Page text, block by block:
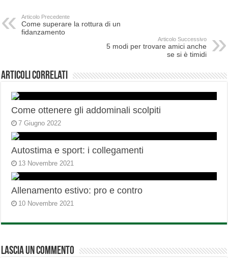
Articolo Precedente
Come superare la rottura di un
fidanzamento
Articolo Successivo
5 modi per trovare amici anche
se si è timidi
Articoli correlati
Come ottenere gli addominali scolpiti
7 Giugno 2022
Autostima e sport: i collegamenti
13 Novembre 2021
Allenamento estivo: pro e contro
10 Novembre 2021
Lascia un commento